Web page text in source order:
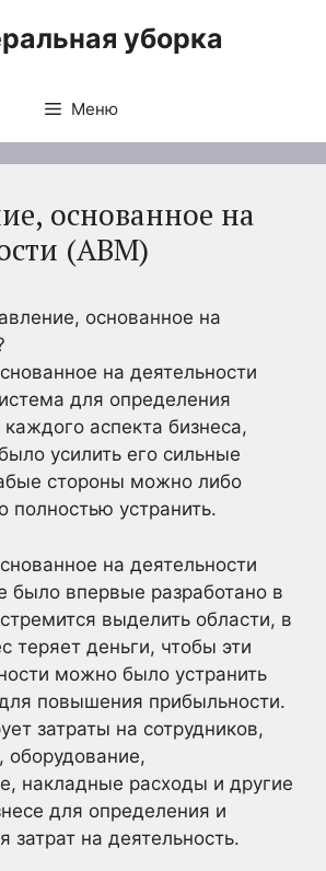
уборка
Меню
основанное на
(ABM)
основанное на
на деятельности
для определения
аспекта бизнеса,
усилить его сильные
стороны можно либо
полностью устранить.
на деятельности
было впервые разработано в
выделить области, в
теряет деньги, чтобы эти
можно было устранить
повышения прибыльности.
затраты на сотрудников,
оборудование,
накладные расходы и другие
для определения и
затрат на деятельность.